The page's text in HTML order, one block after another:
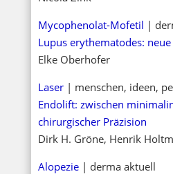
Mycophenolat-Mofetil |
Lupus erythematodes:
Elke Oberhofer
Laser| menschen, ideen,
Endolift: zwischen
chirurgischer Präzision
Dirk H. Gröne, Henrik
Alopezie| derma aktuell